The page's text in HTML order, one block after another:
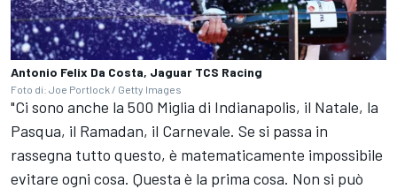
Antonio Felix Da Costa, Jaguar TCS Racing
Foto di: Joe Portlock / Getty Images
"Ci sono anche la 500 Miglia di Indianapolis, il Natale, la
Pasqua, il Ramadan, il Carnevale. Se si passa in
rassegna tutto questo, è matematicamente impossibile
evitare ogni cosa. Questa è la prima cosa. Non si può